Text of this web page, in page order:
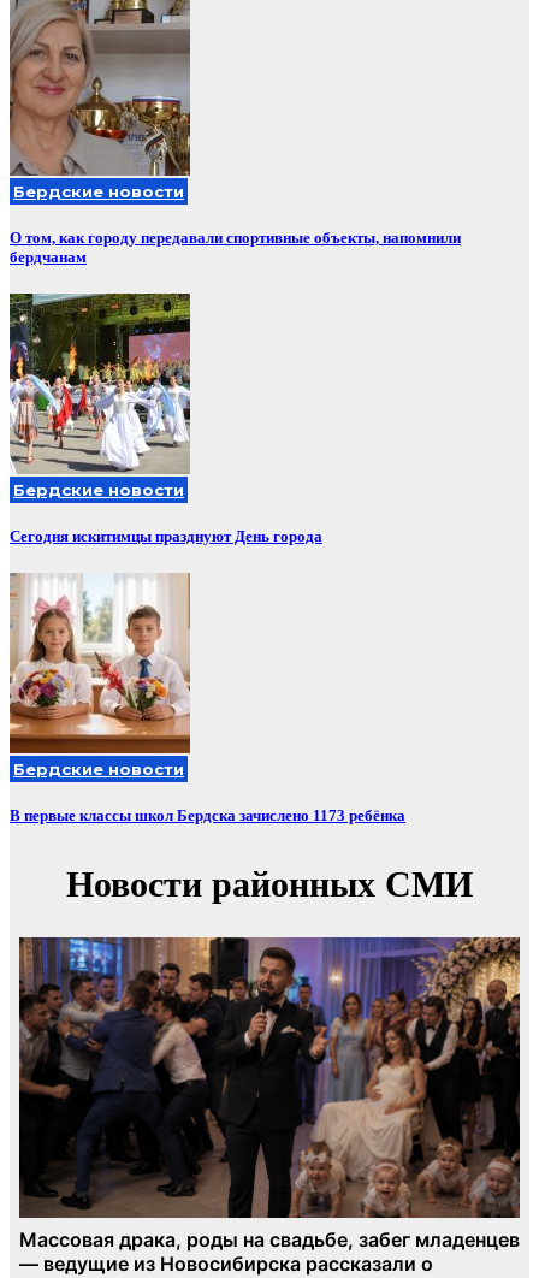
Бердские новости
О том, как городу передавали спортивные объекты, напомнили
бердчанам
Бердские новости
Сегодня искитимцы празднуют День города
Бердские новости
В первые классы школ Бердска зачислено 1173 ребёнка